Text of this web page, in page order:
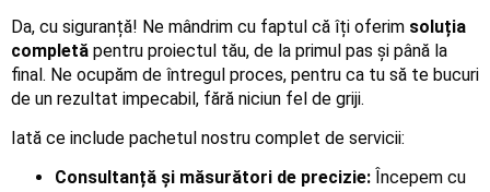
Da, cu siguranță! Ne mândrim cu faptul că îți oferim soluția
completă pentru proiectul tău, de la primul pas și până la
final. Ne ocupăm de întregul proces, pentru ca tu să te bucuri
de un rezultat impecabil, fără niciun fel de griji.
Iată ce include pachetul nostru complet de servicii:
Consultanță și măsurători de precizie: Începem cu